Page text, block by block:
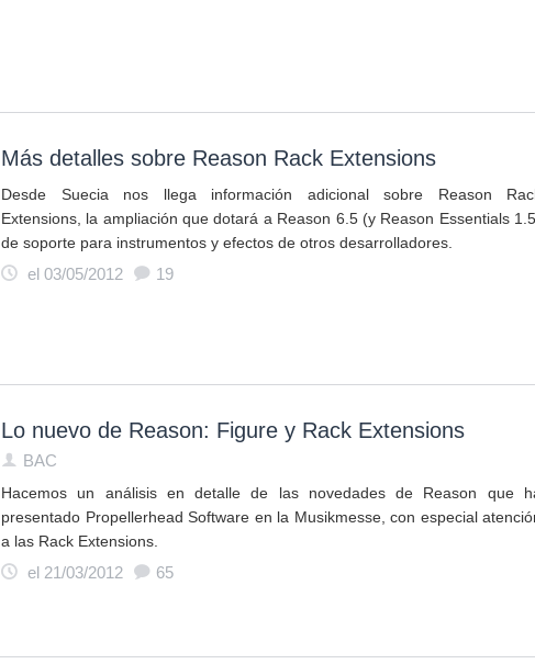
Más detalles sobre Reason Rack Extensions
Desde Suecia nos llega información adicional sobre Reason
Extensions, la ampliación que dotará a Reason 6.5 (y Reason Essentials
de soporte para instrumentos y efectos de otros desarrolladores.
el 03/05/2012
19
Lo nuevo de Reason: Figure y Rack Extensions
BAC
Hacemos un análisis en detalle de las novedades de Reason que
presentado Propellerhead Software en la Musikmesse, con especial
a las Rack Extensions.
el 21/03/2012
65